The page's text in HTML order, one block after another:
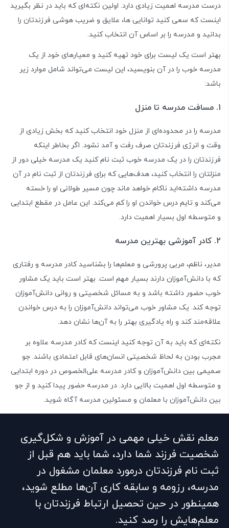
درست مدرسه اهمیت زیادی دارد. اولین نکته‌ای که باید در نظر بگیرید
اینست که سعی کنید توانایی ها، علایق و ضریب هوشی فرزندتان را
بدانید و مدرسه را بر اساس آن انتخاب کنید.
بهتر است یک لیست برای خود تهیه کنید و معیارهای خود از یک
مدرسه خوب را در آن بنویسید، این لیست می‌تواند شامل موارد زیر
باشد:
1. مسافت مدرسه تا منزل
مدرسه را در محدوده‌ای از منزل خود انتخاب کنید که بخش زیادی از
وقت و انرژی فرزندتان صرف رفت و آمد نشود. اگر بخاطر اینکه
فرزندتان را در یک مدرسه خوب ثبت نام کنید یک مدرسه خیلی دور از
منزلتان را انتخاب کنید، هدف‌هایی که برای فرزندتان از ثبت نام در آن
مدرسه داشته‌اید ناکام خواهد ماند چون مسیر طولانی او را خسته
می‌کند و تایم درس خواندن او را کم می‌کند. این عامل در مقطع ابتدایی
و متوسطه اول بسیار اهمیت دارد.
2. کادر آموزشی بهترین مدرسه
مدیر، ناظم، مربی پرورشی و معلم‌ها را بشناسید کادر مدرسه و رفتاری
که با دانش‌آموزان دارند بسیار مهم است. بهتر است باید یک مشاور
خوب حضور داشته باشد و به مسائل شخصیتی و روانی دانش‌آموزان
توجه کند. یک مشاور خوب می‌تواند دانش‌آموزان را به درس خواندن
علاقه‌مند کند و راه یادگیری بهتر را به آن‌ها نشان دهد.
نکته‌ای که باید به آن توجه کنید اینست که کادر مدرسه علاوه بر
مجرب بودن به لحاظ شخصیتی انسان‌های قابل اعتمادی باشند. جو
صمیمی بین دانش‌آموزان و کادر مدرسه علی‌الخصوص در دوره ابتدایی
و متوسطه اول اهمیت بالایی دارد. در مدرسه حضور پیدا کنید و از جو
بین دانش‌آموزان با معلمان و مسئولین مدرسه آگاه شوید.
معلم نقش خیلی مهمی در آموزش و شکل‌گیری
شخصیت فرزند شما دارد، شما باید هم قبل از
ثبت نام فرزندتان درمورد معلمان مشغول در
مدرسه، رزومه و سابقه کاری‌ آن‌ها مطلع شوید،
همینطور در حین تحصیل ارتباط فرزندتان با
معلم‌هایش را رصد کنید.